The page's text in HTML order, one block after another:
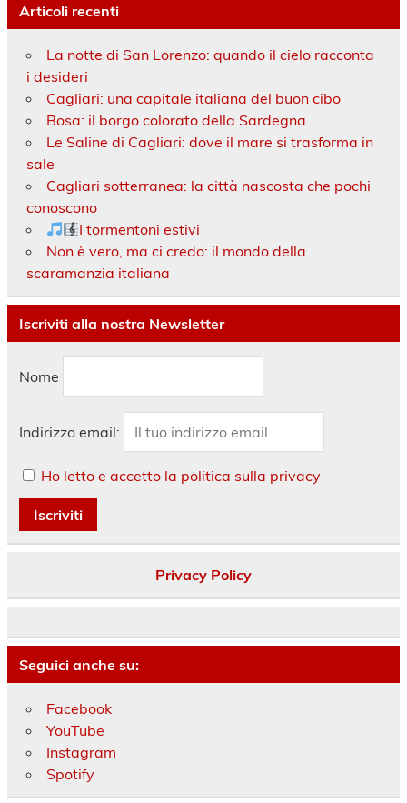
Articoli recenti
La notte di San Lorenzo: quando il cielo racconta
i desideri
Cagliari: una capitale italiana del buon cibo
Bosa: il borgo colorato della Sardegna
Le Saline di Cagliari: dove il mare si trasforma in
sale
Cagliari sotterranea: la città nascosta che pochi
conoscono
I tormentoni estivi
Non è vero, ma ci credo: il mondo della
scaramanzia italiana
Iscriviti alla nostra Newsletter
Nome
Indirizzo email:
Ho letto e accetto la politica sulla privacy
Privacy Policy
Seguici anche su:
Facebook
YouTube
Instagram
Spotify